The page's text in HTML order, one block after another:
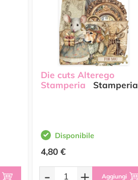
Die cuts Alterego
Stamperia
Stamperia
Disponibile
4,80 €
- + Aggiungi